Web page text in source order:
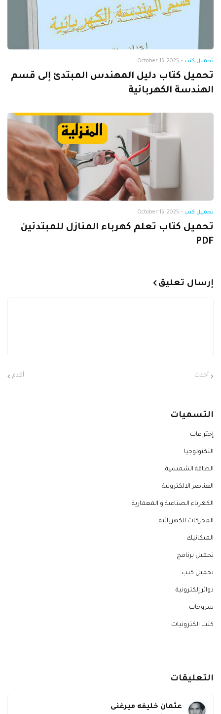
تحميل كتب -
October 15, 2025
تحميل كتاب دليل المهندس المبتدئ إلى قسم
الهندسة الكهربائية
تحميل كتب -
October 15, 2025
تحميل كتاب تعلم كهرباء المنازل للمبتدئين
PDF
إرسال تعليق
أحدث أقدم
التسميات
إختراعات
التكنولوجيا
الطاقة الشمسية
العناصر الالكترونية
الكهرباء الصناعية و المعمارية
المحركات الكهربائية
الميكانيك
تحميل برنامج
تحميل كتب
دوائر إلكترونية
شروحات
كتب الكترونيات
التعليقات
عثمان خليفه ميرغنى